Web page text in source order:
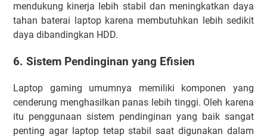
mendukung kinerja lebih stabil dan meningkatkan daya
tahan baterai laptop karena membutuhkan lebih sedikit
daya dibandingkan HDD.
6. Sistem Pendinginan yang Efisien
Laptop gaming umumnya memiliki komponen yang
cenderung menghasilkan panas lebih tinggi. Oleh karena
itu penggunaan sistem pendinginan yang baik sangat
penting agar laptop tetap stabil saat digunakan dalam